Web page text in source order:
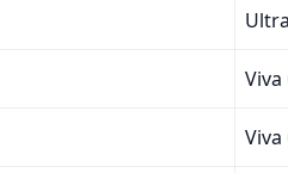
Viva
Viva